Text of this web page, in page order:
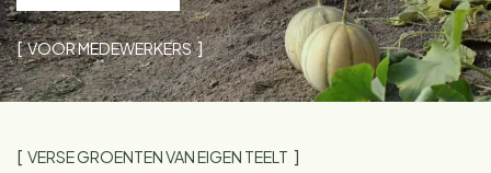
VOOR MEDEWERKERS
VERSE GROENTEN VAN EIGEN TEELT